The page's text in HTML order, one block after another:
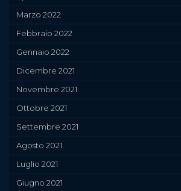
Marzo 2022
Febbraio 2022
Gennaio 2022
Dicembre 2021
Novembre 2021
Ottobre 2021
Settembre 2021
Agosto 2021
Luglio 2021
Giugno 2021